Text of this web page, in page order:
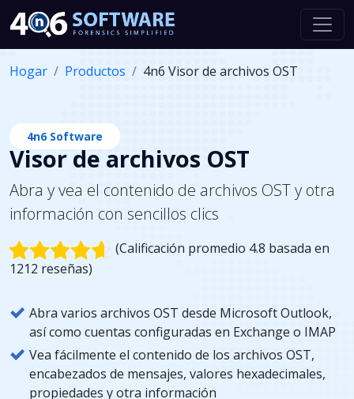
Hogar Productos 4n6 Visor de archivos OST
4n6 Software
Visor de archivos OST
Abra y vea el contenido de archivos OST y otra
información con sencillos clics
(Calificación promedio 4.8 basada en
1212 reseñas)
Abra varios archivos OST desde Microsoft Outlook,
así como cuentas configuradas en Exchange o IMAP
Vea fácilmente el contenido de los archivos OST,
encabezados de mensajes, valores hexadecimales,
propiedades y otra información